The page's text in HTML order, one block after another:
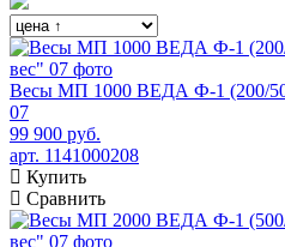
Весы МП 1000 ВЕДА Ф-1 (200/
07
99 900 руб.
арт. 1141000208
Купить
Сравнить